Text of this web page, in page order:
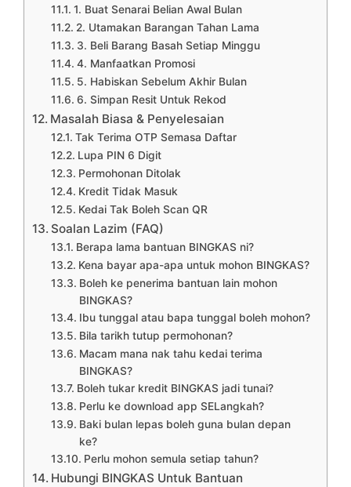
1. Buat Senarai Belian Awal Bulan
2. Utamakan Barangan Tahan Lama
3. Beli Barang Basah Setiap Minggu
4. Manfaatkan Promosi
5. Habiskan Sebelum Akhir Bulan
6. Simpan Resit Untuk Rekod
Masalah Biasa & Penyelesaian
Tak Terima OTP Semasa Daftar
Lupa PIN 6 Digit
Permohonan Ditolak
Kredit Tidak Masuk
Kedai Tak Boleh Scan QR
Soalan Lazim (FAQ)
Berapa lama bantuan BINGKAS ni?
Kena bayar apa-apa untuk mohon BINGKAS?
Boleh ke penerima bantuan lain mohon
BINGKAS?
Ibu tunggal atau bapa tunggal boleh mohon?
Bila tarikh tutup permohonan?
Macam mana nak tahu kedai terima
BINGKAS?
Boleh tukar kredit BINGKAS jadi tunai?
Perlu ke download app SELangkah?
Baki bulan lepas boleh guna bulan depan
ke?
Perlu mohon semula setiap tahun?
Hubungi BINGKAS Untuk Bantuan